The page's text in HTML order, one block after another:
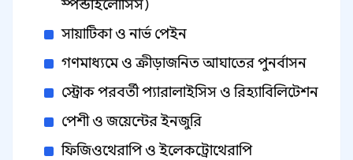
স্পন্ডাইলোসিস)
সায়াটিকা ও নার্ভ পেইন
গণমাধ্যমে ও ক্রীড়াজনিত আঘাতের পুনর্বাসন
স্ট্রোক পরবর্তী প্যারালাইসিস ও রিহ্যাবিলিটেশন
পেশী ও জয়েন্টের ইনজুরি
ফিজিওথেরাপি ও ইলেকট্রোথেরাপি